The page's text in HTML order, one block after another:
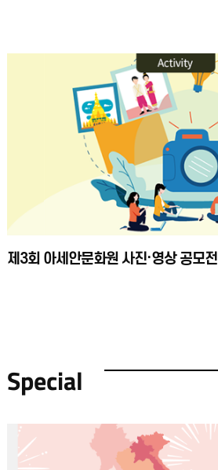
제3회 아세안문화원 사진·영상 공모전
Special